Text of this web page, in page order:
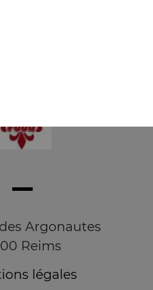
Argonautes
Reims
légales